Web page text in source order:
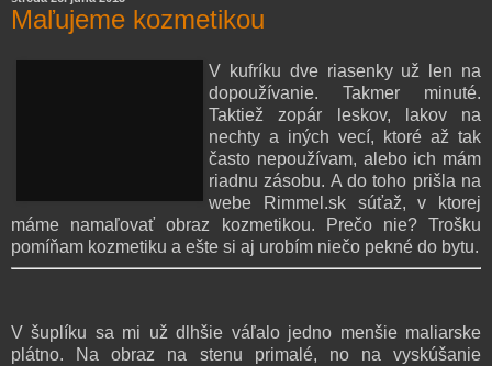
Maľujeme kozmetikou
V kufríku dve riasenky už len na
dopoužívanie. Takmer minuté.
Taktiež zopár leskov, lakov na
nechty a iných vecí, ktoré až tak
často nepoužívam, alebo ich mám
riadnu zásobu. A do toho prišla na
webe Rimmel.sk súťaž, v ktorej
máme namaľovať obraz kozmetikou. Prečo nie? Trošku
pomíňam kozmetiku a ešte si aj urobím niečo pekné do bytu.
V šuplíku sa mi už dlhšie váľalo jedno menšie maliarske
plátno. Na obraz na stenu primalé, no na vyskúšanie